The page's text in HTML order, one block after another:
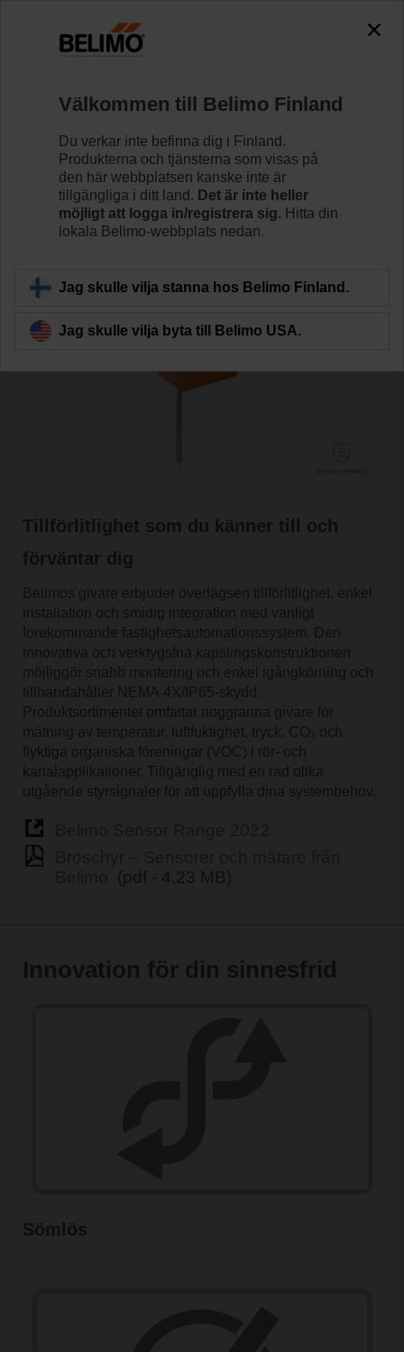
Ersättningslösningar för givare
Tillförlitlighet som du känner till och
förväntar dig
Belimos givare erbjuder överlägsen tillförlitlighet, enkel
installation och smidig integration med vanligt
förekommande fastighetsautomationssystem. Den
innovativa och verktygsfria kapslingskonstruktionen
möjliggör snabb montering och enkel igångkörning och
tillhandahåller NEMA 4X/IP65-skydd.
Produktsortimentet omfattar noggranna givare för
mätning av temperatur, luftfuktighet, tryck, CO₂ och
flyktiga organiska föreningar (VOC) i rör- och
kanalapplikationer. Tillgänglig med en rad olika
utgående styrsignaler för att uppfylla dina systembehov.
(pdf - 4,23 MB)
Innovation för din sinnesfrid
Sömlös
Välkommen till Belimo Finland
Du verkar inte befinna dig i Finland.
Produkterna och tjänsterna som visas på
den här webbplatsen kanske inte är
tillgängliga i ditt land. Det är inte heller
möjligt att logga in/registrera sig. Hitta din
lokala Belimo-webbplats nedan.
Jag skulle vilja stanna hos Belimo Finland.
Jag skulle vilja byta till Belimo USA.